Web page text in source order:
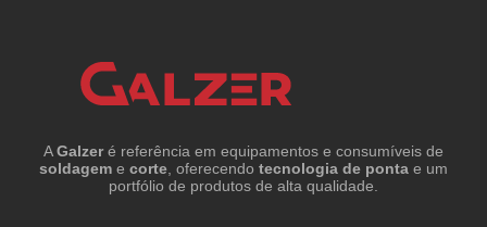
AGalzeré referência em equipamentos e consumíveis de
soldagem e corte , oferecendo tecnologia de ponta e um
portfólio de produtos de alta qualidade.